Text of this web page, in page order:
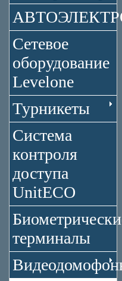
Сетевое
оборудование
Levelone
Турникеты
Система
контроля
доступа
UnitECO
терминалы